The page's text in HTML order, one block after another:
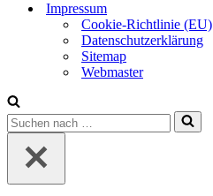
Impressum
Cookie-Richtlinie (EU)
Datenschutzerklärung
Sitemap
Webmaster
Suchen
nach …